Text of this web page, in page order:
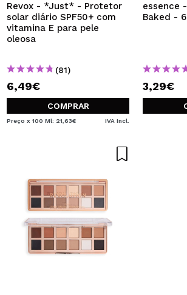
Revox - *Just* - Protetor
solar diário SPF50+ com
vitamina E para pele
oleosa
(81)
6,49€
COMPRAR
Preço x 100 Ml: 21,63€ IVA Incl.
essence
Baked -
3,29€